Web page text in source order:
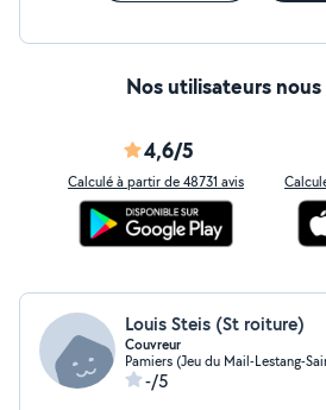
Nos utilisateurs
4,6/5
Calculé à partir de 48731 avis
Louis Steis (St roiture)
Couvreur
Pamiers (Jeu du Mail-Lestang-
-/5